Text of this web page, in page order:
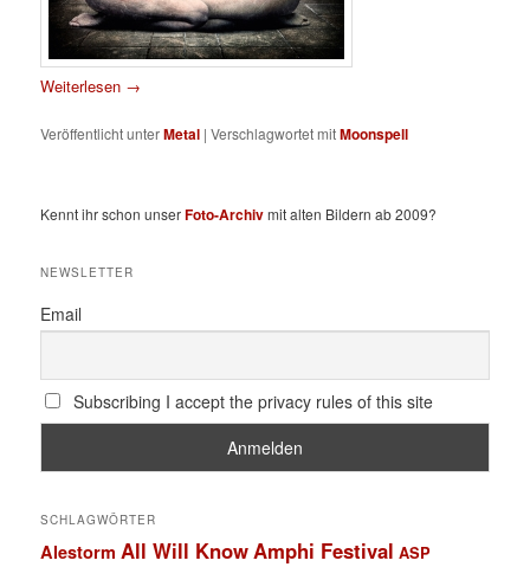
Weiterlesen →
Veröffentlicht unterMetal |Verschlagwortet mitMoonspell
Kennt ihr schon unserFoto-Archivmit alten Bildern ab 2009?
NEWSLETTER
Email
Subscribing I accept the privacy rules of this site
SCHLAGWÖRTER
Alestorm All Will KnowAmphi Festival ASP